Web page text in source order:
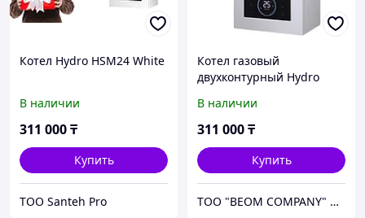
Котел Hydro HSM24 White
В наличии
311 000₸
Купить
ТОО Santeh Pro
Котел газовый
двухконтурный Hydro
240м2 | настенный | 12
л/мин | Вес 35 кг |
Природный газ)
В наличии
311 000₸
Купить
ТОО "BEOM COMPANY" Более 10 лет успешной работы